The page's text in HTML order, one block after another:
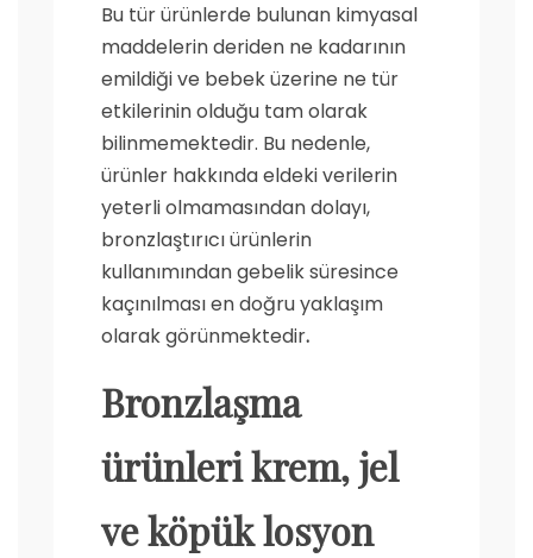
Bu tür ürünlerde bulunan kimyasal
maddelerin deriden ne kadarının
emildiği ve bebek üzerine ne tür
etkilerinin olduğu tam olarak
bilinmemektedir. Bu nedenle,
ürünler hakkında eldeki verilerin
yeterli olmamasından dolayı,
bronzlaştırıcı ürünlerin
kullanımından gebelik süresince
kaçınılması en doğru yaklaşım
olarak görünmektedir.
Bronzlaşma
ürünleri krem, jel
ve köpük losyon